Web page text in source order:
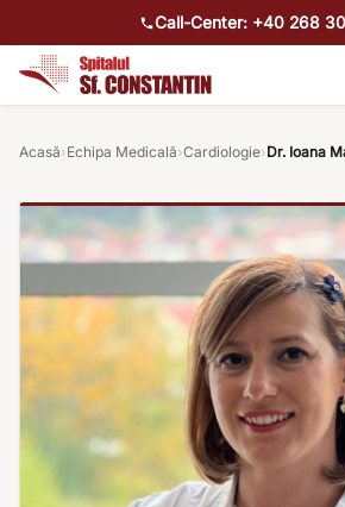
Call-Center: +40 268
Acasă›Echipa Medicală›Cardiologie›Dr. Ioana